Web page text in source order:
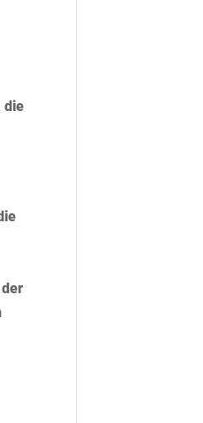
die